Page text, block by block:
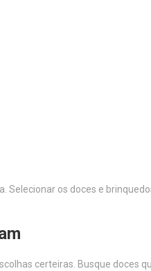
os doces e
certeiras. Busque doces